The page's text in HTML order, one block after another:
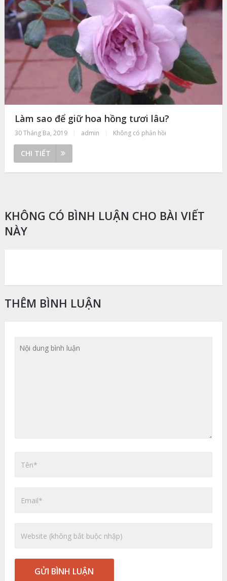
Làm sao để giữ hoa hồng tươi lâu?
30 Tháng Ba, 2019 admin Không có phản hồi
CHI TIẾT
KHÔNG CÓ BÌNH LUẬN CHO BÀI VIẾT
NÀY
THÊM BÌNH LUẬN